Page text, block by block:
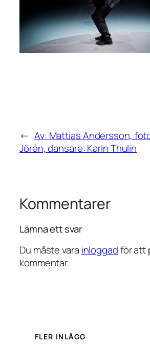
← Av: Mattias Andersson,
Jörén, dansare: Karin Thulin
Kommentarer
Lämna ett svar
Du måste vara inloggadför att
kommentar.
FLER INLÄGG